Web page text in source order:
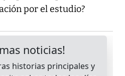
por el estudio?